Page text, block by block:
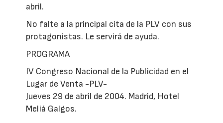
abril.
No falte a la principal cita de la PLV con sus
protagonistas. Le servirá de ayuda.
PROGRAMA
IV Congreso Nacional de la Publicidad en el
Lugar de Venta -PLV-
Jueves 29 de abril de 2004. Madrid, Hotel
Meliá Galgos.